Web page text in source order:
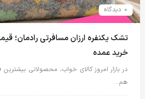
0 دیدگاه
تشک یکنفره ارزان مسافرتی رادمان؛
خرید عمده
در بازار امروز کالای خواب، محصولاتی
هم…